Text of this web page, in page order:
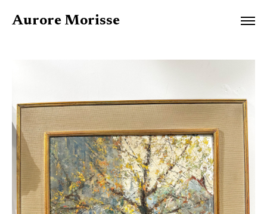
Aurore Morisse